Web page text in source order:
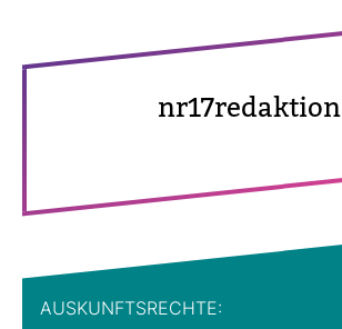
nr17redak­tion
AUS­KUNFTS­RECHTE: